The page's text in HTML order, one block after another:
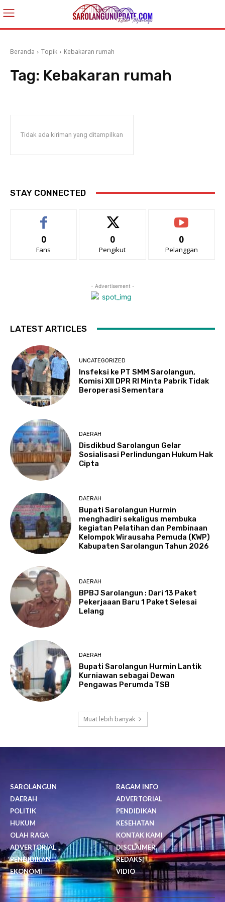
Beranda Topik Kebakaran rumah
Tag: Kebakaran rumah
Tidak ada kiriman yang ditampilkan
STAY CONNECTED
0
Fans
0
Pengikut
0
Pelanggan
- Advertisement -
LATEST ARTICLES
UNCATEGORIZED
Insfeksi ke PT SMM Sarolangun,
Komisi XII DPR RI Minta Pabrik Tidak
Beroperasi Sementara
DAERAH
Disdikbud Sarolangun Gelar
Sosialisasi Perlindungan Hukum Hak
Cipta
DAERAH
Bupati Sarolangun Hurmin
menghadiri sekaligus membuka
kegiatan Pelatihan dan Pembinaan
Kelompok Wirausaha Pemuda (KWP)
Kabupaten Sarolangun Tahun 2026
DAERAH
BPBJ Sarolangun : Dari 13 Paket
Pekerjaaan Baru 1 Paket Selesai
Lelang
DAERAH
Bupati Sarolangun Hurmin Lantik
Kurniawan sebagai Dewan
Pengawas Perumda TSB
Muat lebih banyak
SAROLANGUN
DAERAH
POLITIK
HUKUM
OLAH RAGA
ADVERTORIAL
PENDIDIKAN
EKONOMI
RAGAM INFO
ADVERTORIAL
PENDIDIKAN
KESEHATAN
KONTAK KAMI
DISCLAIMER
REDAKSI
VIDIO